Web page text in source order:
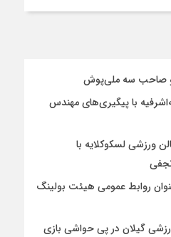
و صاحب سه ملی‌پوش
با پیگیری‌های مهندس
ورزشی لسکوکلایه با
روابط عمومی هیئت بولینگ
گیلان در پی حواشی بازی